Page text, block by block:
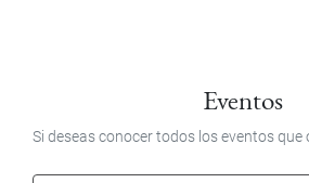
Eventos
Si deseas conocer todos los eventos que